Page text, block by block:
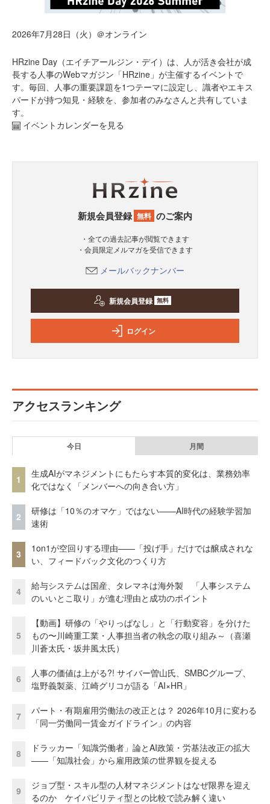
2026年7月28日（火）＠オンライン
HRzine Day（エイチアールジン・デイ）は、人が活き会社が成
長する人事のWebマガジン「HRzine」が主催するイベントで
す。毎回、人事の重要課題を1つテーマに設定し、識者やエキス
パードが持つ知見・経験を、参加者のみなさんと共有していま
す。
イベントカレンダーを見る
新規会員登録 無料 のご案内
・全ての過去記事が閲覧できます
・会員限定メルマガを受信できます
メールバックナンバー
新規会員登録 無料
ログイン
アクセスランキング
今日 月間
1
生成AIがマネジメントにもたらす本質的変化は、業務効率
化ではなく「メンバーへの向き合い方」
2
研修は「10％のオマケ」ではない——AI時代の経験学習加
速術
3
1on1が空回りする理由——「投げ手」だけでは醸成されな
い、フィードバック文化のつくり方
4
給与システムは国産、タレマネは海外製 「人事システム
のいいとこ取り」が進む理由と成功のポイント
5
【動画】研修の「やりっぱなし」と「行動変容」を分けた
もの〜川崎重工業・人事担当者の執念の取り組み～（喜瀬
川蒼太氏・坂井風太氏）
6
人事の価値は上がる?! サイバー曽山氏、SMBCグループ、
塩野義製薬、江崎グリコが語る「AI×HR」
7
パート・有期雇用労働法の改正とは？ 2026年10月に変わる
「同一労働同一賃金ガイドライン」の内容
8
ドラッカー「知識労働者」論とAI政策・労基法改正の拡大
——「知識社会」から雇用政策の世界観を捉える
9
ジョブ型・スキル型の人材マネジメントはなぜ限界を迎え
るのか ケイパビリティ型との比較で読み解く違い